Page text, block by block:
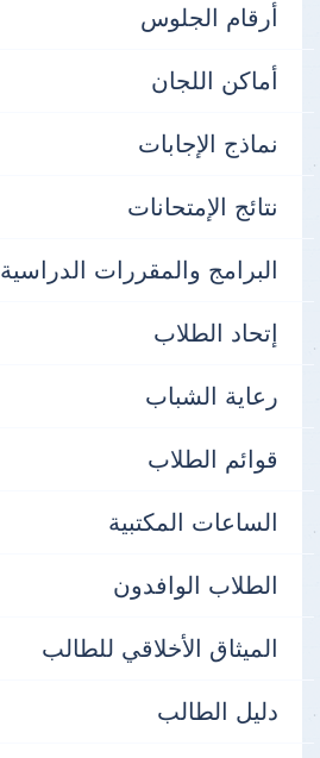
أرقام الجلوس
أماكن اللجان
نماذج الإجابات
نتائج الإمتحانات
البرامج والمقررات الدراسية
إتحاد الطلاب
رعاية الشباب
قوائم الطلاب
الساعات المكتبية
الطلاب الوافدون
الميثاق الأخلاقي للطالب
دليل الطالب